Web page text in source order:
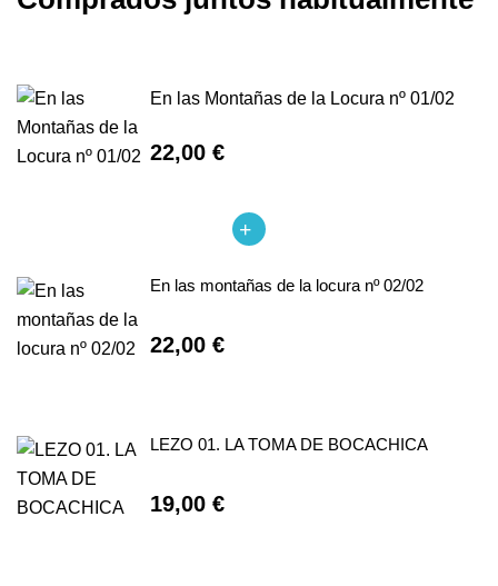
En las Montañas de la Locura nº 01/02
22,00 €
En las montañas de la locura nº 02/02
22,00 €
LEZO 01. LA TOMA DE BOCACHICA
19,00 €